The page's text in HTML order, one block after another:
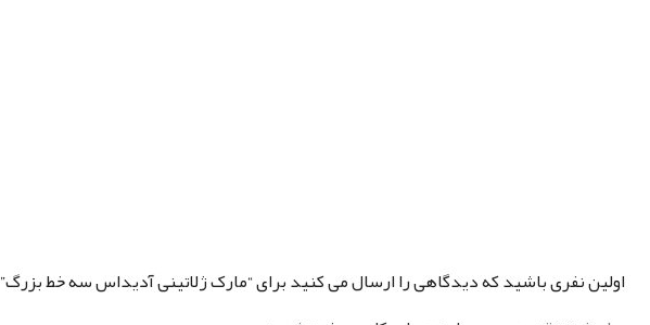
اولین نفری باشید که دیدگاهی را ارسال می کنید برای “مارک ژلاتینی آدیداس سه خط بزرگ”